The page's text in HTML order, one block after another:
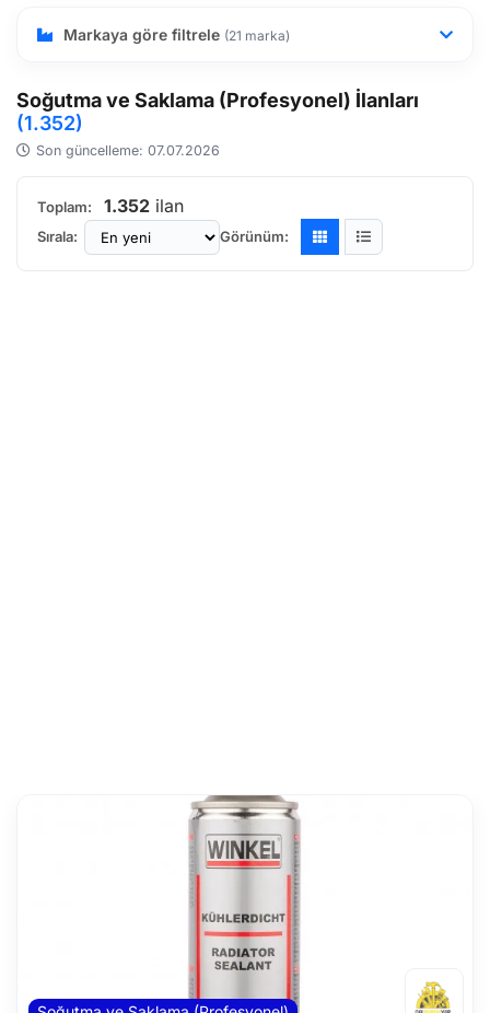
Markaya göre filtrele (21 marka)
Soğutma ve Saklama (Profesyonel) İlanları
(1.352)
Son güncelleme: 07.07.2026
Toplam: 1.352 ilan
Sırala: Görünüm: